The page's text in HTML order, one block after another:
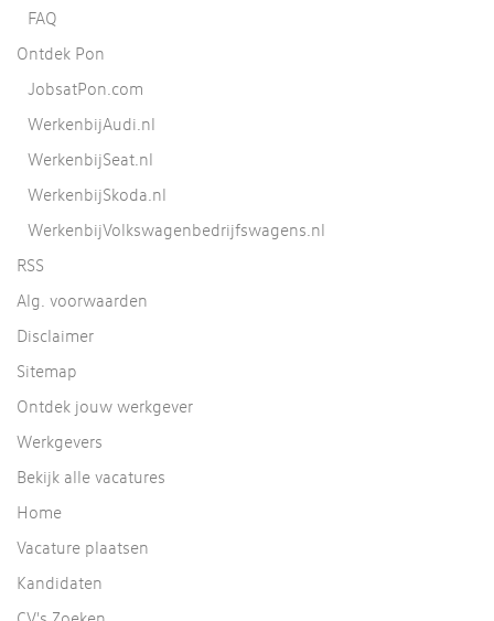
FAQ
Ontdek Pon
JobsatPon.com
WerkenbijAudi.nl
WerkenbijSeat.nl
WerkenbijSkoda.nl
WerkenbijVolkswagenbedrijfswagens.nl
RSS
Alg. voorwaarden
Disclaimer
Sitemap
Ontdek jouw werkgever
Werkgevers
Bekijk alle vacatures
Home
Vacature plaatsen
Kandidaten